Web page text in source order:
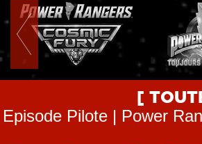
[
Episode Pilote | Power